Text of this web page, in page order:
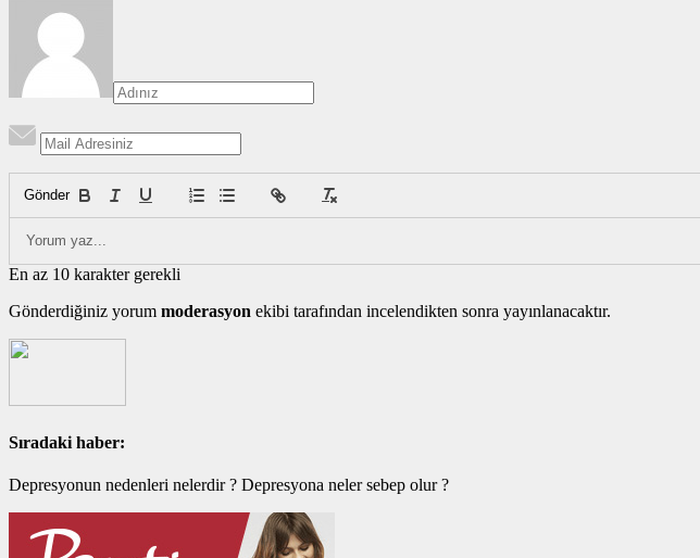
Gönder
En az 10 karakter gerekli
Gönderdiğiniz yorum moderasyon ekibi tarafından incelendikten sonra yayınlanacaktır.
Sıradaki haber:
Depresyonun nedenleri nelerdir ? Depresyona neler sebep olur ?